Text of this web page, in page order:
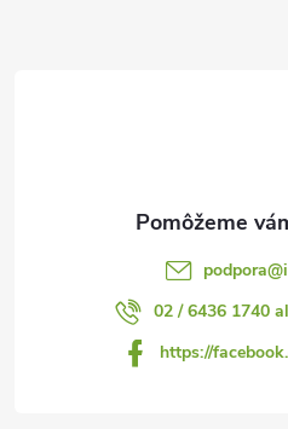
podpora@
02 / 6436 1740
https://